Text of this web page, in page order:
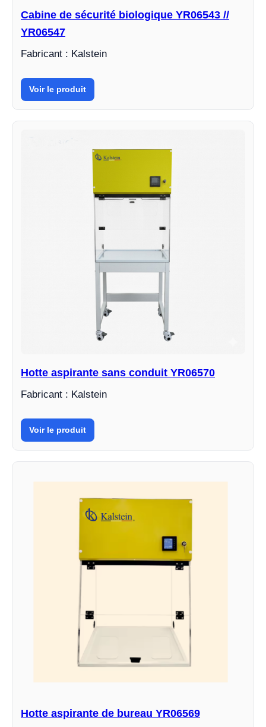
Cabine de sécurité biologique YR06543 //
YR06547
Fabricant : Kalstein
Voir le produit
Hotte aspirante sans conduit YR06570
Fabricant : Kalstein
Voir le produit
Hotte aspirante de bureau YR06569